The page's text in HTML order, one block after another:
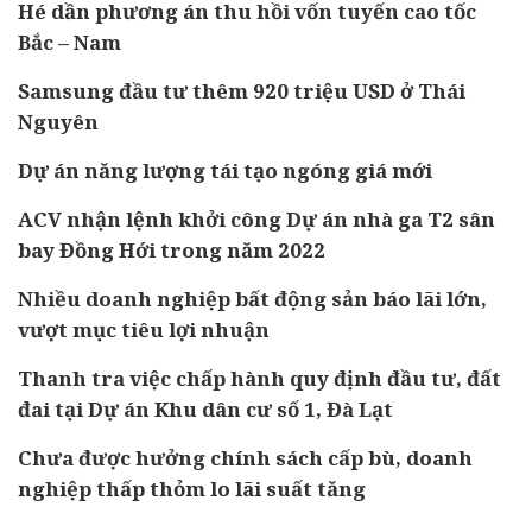
Hé dần phương án thu hồi vốn tuyến cao tốc
Bắc – Nam
Samsung đầu tư thêm 920 triệu USD ở Thái
Nguyên
Dự án năng lượng tái tạo ngóng giá mới
ACV nhận lệnh khởi công Dự án nhà ga T2 sân
bay Đồng Hới trong năm 2022
Nhiều doanh nghiệp bất động sản báo lãi lớn,
vượt mục tiêu lợi nhuận
Thanh tra việc chấp hành quy định đầu tư, đất
đai tại Dự án Khu dân cư số 1, Đà Lạt
Chưa được hưởng chính sách cấp bù, doanh
nghiệp thấp thỏm lo lãi suất tăng